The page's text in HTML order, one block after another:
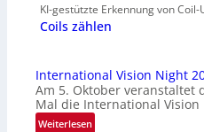
KI-gestützte Erkennung von
Coils zählen
International Vision Night
Am 5. Oktober veranstaltet
Mal die International
Weiterlesen: